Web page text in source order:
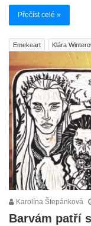
Přečíst celé »
Emekeart Klára
Karolína Štepánková
Barvám patří